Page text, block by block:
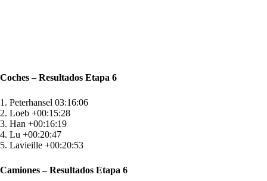
Coches – Resultados Etapa 6
1. Peterhansel 03:16:06
2. Loeb +00:15:28
3. Han +00:16:19
4. Lu +00:20:47
5. Lavieille +00:20:53
Camiones – Resultados Etapa 6